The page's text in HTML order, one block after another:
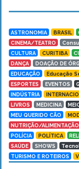
ASTRONOMIA BRASIL
CINEMA/TEATRO
CULTURA
CURITIBA
DANÇA
DOAÇÃO DE
EDUCAÇÃO
Educação
ESPORTES
EVENTOS
INDÚSTRIA
LIVROS
MEDICINA
MEU QUERIDO CÃO
NUTRIÇÃO/ALIMENTAÇÃO
POLÍCIA
POLÍTICA
SAÚDE
SHOWS
TURISMO E ROTEIROS